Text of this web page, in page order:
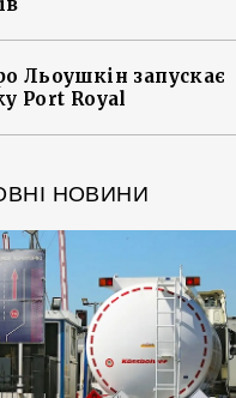
Льоушкін запускає
Port Royal
НОВИНИ